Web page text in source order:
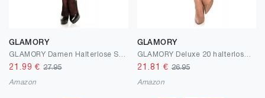
GLAMORY
21.99 €27.95
Amazon
GLAMORY
21.81 € 26.95
Amazon